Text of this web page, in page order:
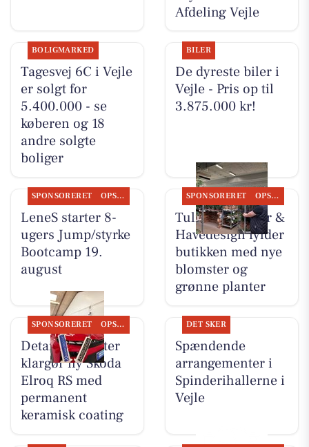
Afdeling Vejle
BOLIGMARKED
Tagesvej 6C i Vejle
er solgt for
5.400.000 - se
køberen og 18
andre solgte
boliger
BILER
De dyreste biler i
Vejle - Pris op til
3.875.000 kr!
SPONSORERET OPSLAGSTAVLEN
LeneS starter 8-
ugers Jump/styrke
Bootcamp 19.
august
SPONSORERET OPSLAGSTAVLEN
Tulipa Blomster &
Havedesign fylder
butikken med nye
blomster og
grønne planter
SPONSORERET OPSLAGSTAVLEN
Detailing Center
klargør ny Skoda
Elroq RS med
permanent
keramisk coating
DET SKER
Spændende
arrangementer i
Spinderihallerne i
Vejle